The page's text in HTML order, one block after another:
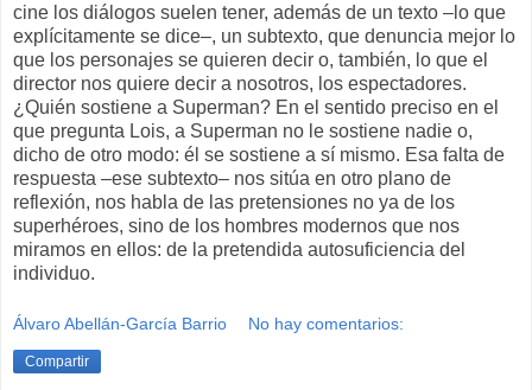
cine los diálogos suelen tener, además de un texto –lo que
explícitamente se dice–, un subtexto, que denuncia mejor lo
que los personajes se quieren decir o, también, lo que el
director nos quiere decir a nosotros, los espectadores.
¿Quién sostiene a Superman? En el sentido preciso en el
que pregunta Lois, a Superman no le sostiene nadie o,
dicho de otro modo: él se sostiene a sí mismo. Esa falta de
respuesta –ese subtexto– nos sitúa en otro plano de
reflexión, nos habla de las pretensiones no ya de los
superhéroes, sino de los hombres modernos que nos
miramos en ellos: de la pretendida autosuficiencia del
individuo.
Álvaro Abellán-García Barrio No hay comentarios:
Compartir